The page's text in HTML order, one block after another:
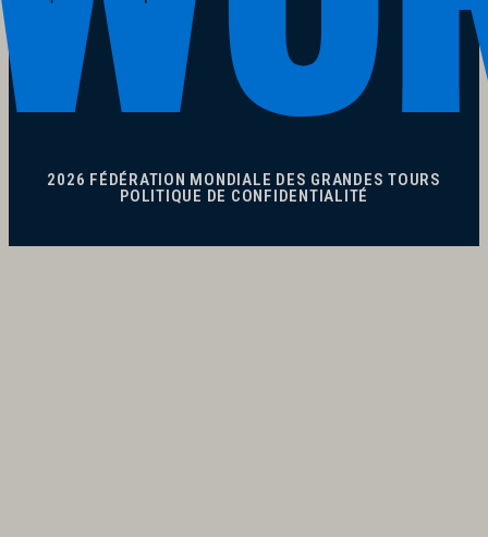
2026 FÉDÉRATION MONDIALE DES GRANDES TOURS
POLITIQUE DE CONFIDENTIALITÉ